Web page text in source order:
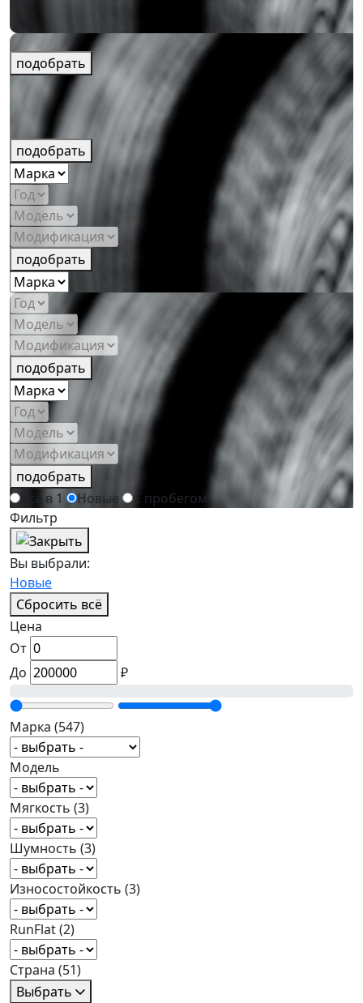
подобрать
подобрать
подобрать
подобрать
подобрать
Всё в 1
Новые
С пробегом
Фильтр
Вы выбрали:
Новые
Сбросить всё
Цена
От
До
₽
Марка (547)
Модель
Мягкость (3)
Шумность (3)
Износостойкость (3)
RunFlat(2)
Страна (51)
Выбрать